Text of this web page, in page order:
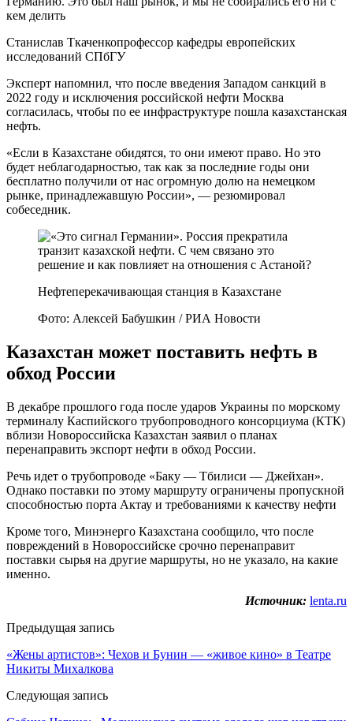
кем делить
Станислав Ткаченкопрофессор кафедры европейских
исследований СПбГУ
Эксперт напомнил, что после введения Западом санкций в
2022 году и исключения российской нефти Москва
согласилась, чтобы по ее инфраструктуре пошла казахстанская
нефть.
«Если в Казахстане обидятся, то они имеют право. Но это
будет неблагодарностью, так как за последние годы они
бесплатно получили от нас огромную долю на немецком
рынке, принадлежавшую России», — резюмировал
собеседник.
Нефтеперекачивающая станция в Казахстане
Фото: Алексей Бабушкин / РИА Новости
Казахстан может поставить нефть в
обход России
В декабре прошлого года после ударов Украины по морскому
терминалу Каспийского трубопроводного консорциума (КТК)
вблизи Новороссийска Казахстан заявил о планах
перенаправить экспорт нефти в обход России.
Речь идет о трубопроводе «Баку — Тбилиси — Джейхан».
Однако поставки по этому маршруту ограничены пропускной
способностью порта Актау и требованиями к качеству нефти
Кроме того, Минэнерго Казахстана сообщило, что после
повреждений в Новороссийске срочно перенаправит
поставки сырья на другие маршруты, но не указало, на какие
именно.
Источник: lenta.ru
Предыдущая запись
«Жены артистов»: Чехов и Бунин — «живое кино» в Театре
Никиты Михалкова
Следующая запись